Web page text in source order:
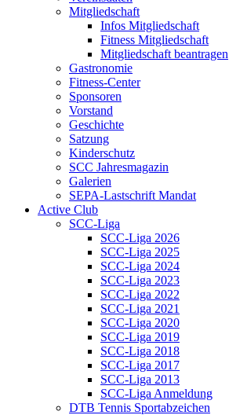
Mitgliedschaft
Infos Mitgliedschaft
Fitness Mitgliedschaft
Mitgliedschaft beantragen
Gastronomie
Fitness-Center
Sponsoren
Vorstand
Geschichte
Satzung
Kinderschutz
SCC Jahresmagazin
Galerien
SEPA-Lastschrift Mandat
Active Club
SCC-Liga
SCC-Liga 2026
SCC-Liga 2025
SCC-Liga 2024
SCC-Liga 2023
SCC-Liga 2022
SCC-Liga 2021
SCC-Liga 2020
SCC-Liga 2019
SCC-Liga 2018
SCC-Liga 2017
SCC-Liga 2013
SCC-Liga Anmeldung
DTB Tennis Sportabzeichen